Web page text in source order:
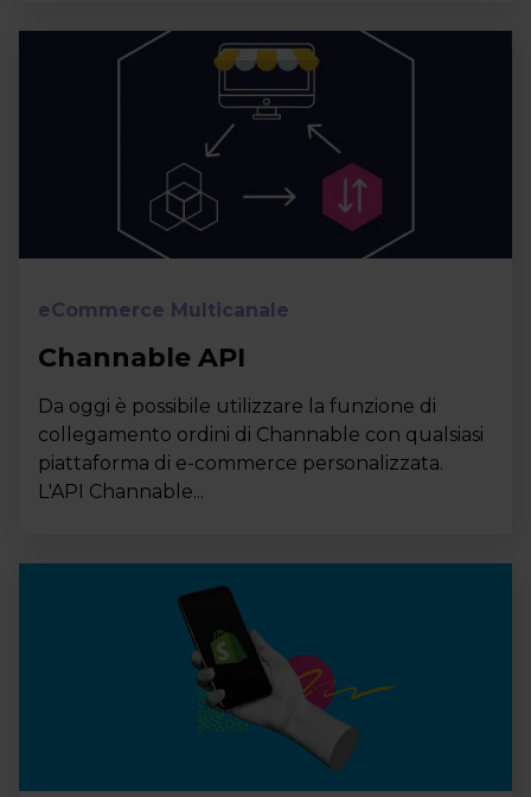
eCommerce Multicanale
Channable API
Da oggi è possibile utilizzare la funzione di
collegamento ordini di Channable con qualsiasi
piattaforma di e-commerce personalizzata.
L'API Channable...